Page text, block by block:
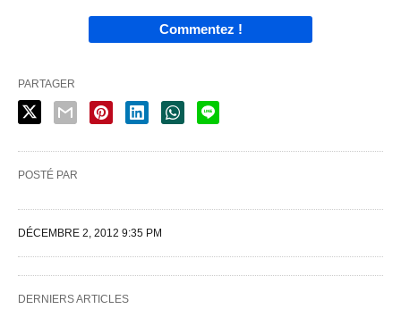
Commentez !
PARTAGER
POSTÉ PAR
DÉCEMBRE 2, 2012 9:35 PM
DERNIERS ARTICLES